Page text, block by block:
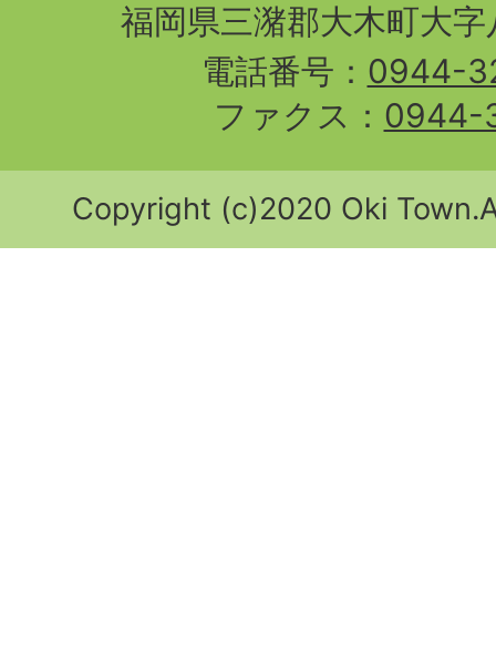
福岡県三潴郡大木町大
電話番号： 0944-
ファクス： 0944-
Copyright (c)2020 Oki